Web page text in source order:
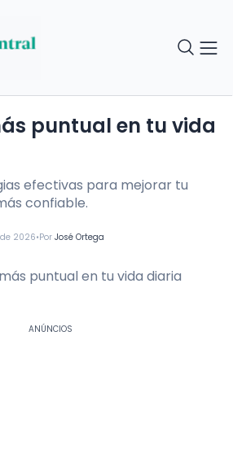
2026•Por José Ortega
puntual en tu vida
efectivas para mejorar tu
confiable.
ANÚNCIOS